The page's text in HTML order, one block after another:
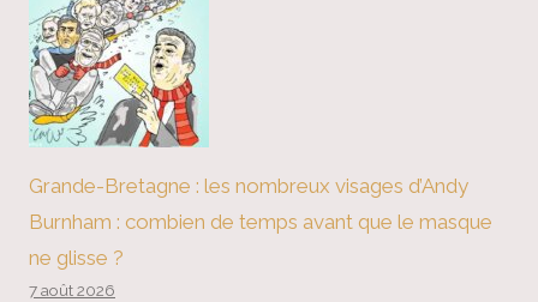
Grande-Bretagne : les nombreux visages d’Andy
Burnham : combien de temps avant que le masque
ne glisse ?
7 août 2026